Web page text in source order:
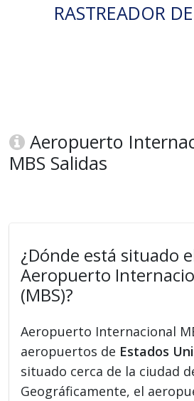
RASTREADOR
Aeropuerto
MBS Salidas
¿Dónde está situado
Aeropuerto
(MBS)?
Aeropuerto Internacional
aeropuertos de Estados
situado cerca de la ciudad
Geográficamente, el